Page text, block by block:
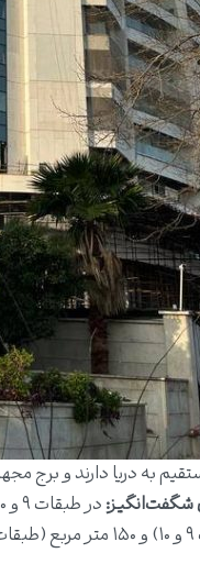
به ۳ لاین آسانسور پرسرعت از بهترین برندهای